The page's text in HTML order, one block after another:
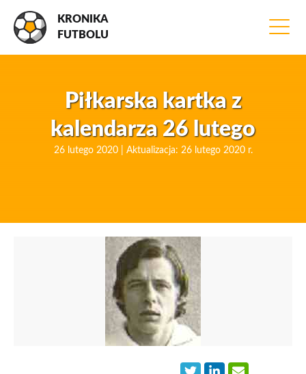
KRONIKA
FUTBOLU
Piłkarska kartka z
kalendarza 26 lutego
26 lutego 2020 | Aktualizacja: 26 lutego 2020 r.